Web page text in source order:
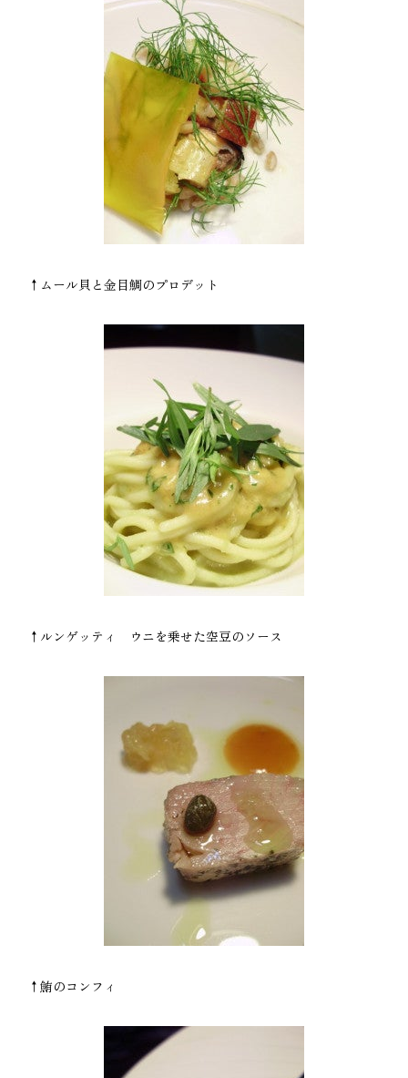
↑ムール貝と金目鯛のプロデット
↑ルンゲッティ ウニを乗せた空豆のソース
↑鮪のコンフィ